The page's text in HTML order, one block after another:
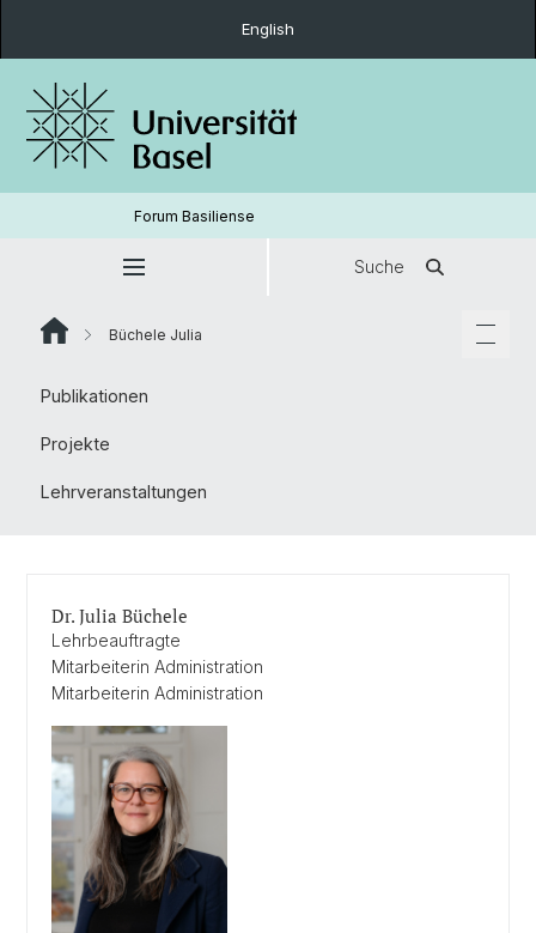
English
Forum Basiliense
Suche
Büchele Julia
Publikationen
Projekte
Lehrveranstaltungen
Dr. Julia Büchele
Lehrbeauftragte
Mitarbeiterin Administration
Mitarbeiterin Administration